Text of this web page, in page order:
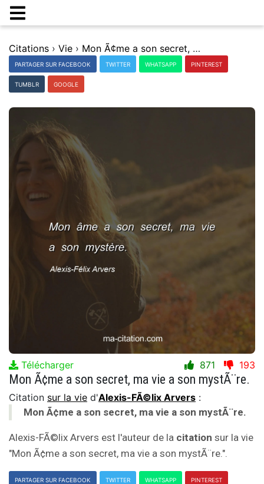
Citations › Vie › Mon Ã¢me a son secret, ma vie a son mystÃ¨re.
PARTAGER SUR FACEBOOK TWITTER WHATSAPP PINTEREST
TUMBLR GOOGLE
Télécharger 871 193
Mon Ã¢me a son secret, ma vie a son mystÃ¨re.
Citation sur la vie d'Alexis-FÃ©lix Arvers :
Mon Ã¢me a son secret, ma vie a son mystÃ¨re.
Alexis-FÃ©lix Arvers est l'auteur de la citation sur la vie
"Mon Ã¢me a son secret, ma vie a son mystÃ¨re.".
PARTAGER SUR FACEBOOK TWITTER WHATSAPP PINTEREST